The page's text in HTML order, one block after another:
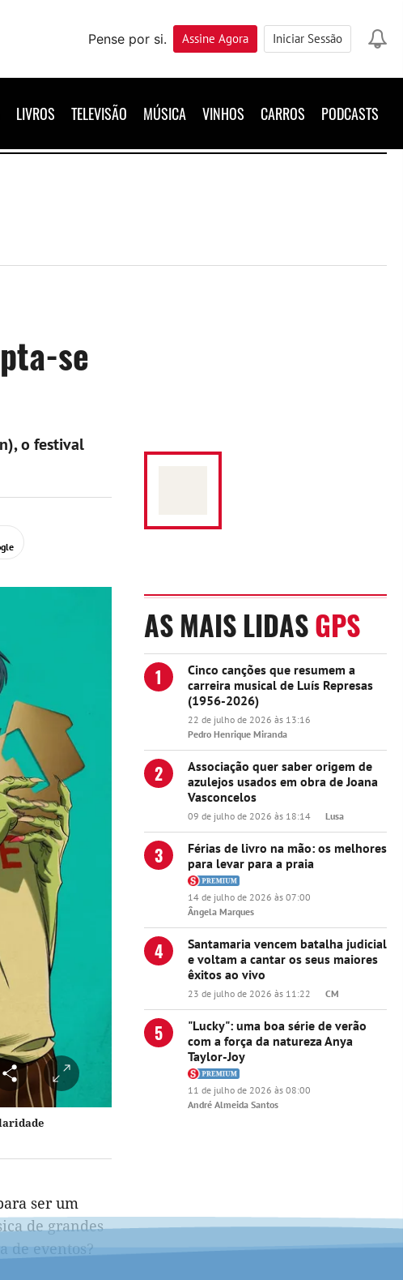
Pense por si.
Assine Agora Iniciar Sessão
LIVROS TELEVISÃO MÚSICA VINHOS CARROS PODCASTS
se
o festival
AS MAIS LIDASGPS
1
Cinco canções que resumem a
carreira musical de Luís Represas
(1956-2026)
22 de julho de 2026 às 13:16
Pedro Henrique Miranda
2
Associação quer saber origem de
azulejos usados em obra de Joana
Vasconcelos
09 de julho de 2026 às 18:14 Lusa
3
Férias de livro na mão: os melhores
para levar para a praia
14 de julho de 2026 às 07:00
Ângela Marques
4
Santamaria vencem batalha judicial
e voltam a cantar os seus maiores
êxitos ao vivo
23 de julho de 2026 às 11:22 CM
5
"Lucky": uma boa série de verão
com a força da natureza Anya
Taylor-Joy
11 de julho de 2026 às 08:00
André Almeida Santos
ser um
de grandes
de eventos?